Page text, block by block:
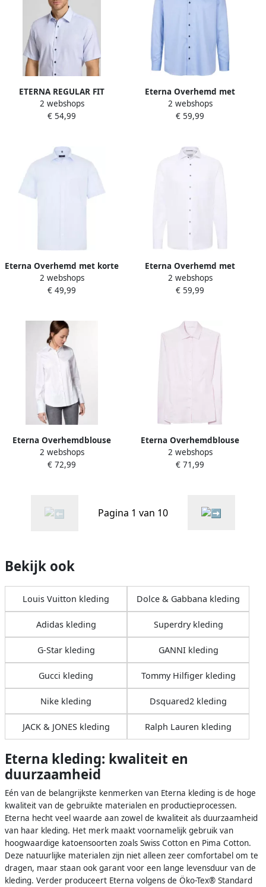
ETERNA REGULAR FIT
Regular fit zakelijk
overhemd met effen
2 webshops
€ 54,99
Eterna Overhemd met
lange mouwen MODERN FIT
NON IRON (strijkvrij)
2 webshops
€ 59,99
Eterna Overhemd met korte
mouwen MODERN FIT NON
IRON (strijkvrij)
2 webshops
€ 49,99
Eterna Overhemd met
lange mouwen Comfort fit
NON IRON (strijkvrij)
2 webshops
€ 59,99
Eterna Overhemdblouse
Regular fit EASY IRON
(gemakkelijk te strijken)
2 webshops
€ 72,99
Eterna Overhemdblouse
Regular fit EASY IRON
(gemakkelijk te strijken)
2 webshops
€ 71,99
Pagina 1 van 10
Bekijk ook
Louis Vuitton kleding Dolce & Gabbana kleding
Adidas kleding Superdry kleding
G-Star kleding GANNI kleding
Gucci kleding Tommy Hilfiger kleding
Nike kleding Dsquared2 kleding
JACK & JONES kleding Ralph Lauren kleding
Eterna kleding: kwaliteit en
duurzaamheid
Eén van de belangrijkste kenmerken van Eterna kleding is de hoge
kwaliteit van de gebruikte materialen en productieprocessen.
Eterna hecht veel waarde aan zowel de kwaliteit als duurzaamheid
van haar kleding. Het merk maakt voornamelijk gebruik van
hoogwaardige katoensoorten zoals Swiss Cotton en Pima Cotton.
Deze natuurlijke materialen zijn niet alleen zeer comfortabel om te
dragen, maar staan ook garant voor een lange levensduur van de
kleding. Verder produceert Eterna volgens de Öko-Tex® Standard